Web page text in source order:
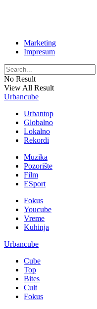
Marketing
Impresum
No Result
View All Result
Urbancube
Urbantop
Globalno
Lokalno
Rekordi
Muzika
Pozorište
Film
ESport
Fokus
Youcube
Vreme
Kuhinja
Urbancube
Cube
Top
Bites
Cult
Fokus